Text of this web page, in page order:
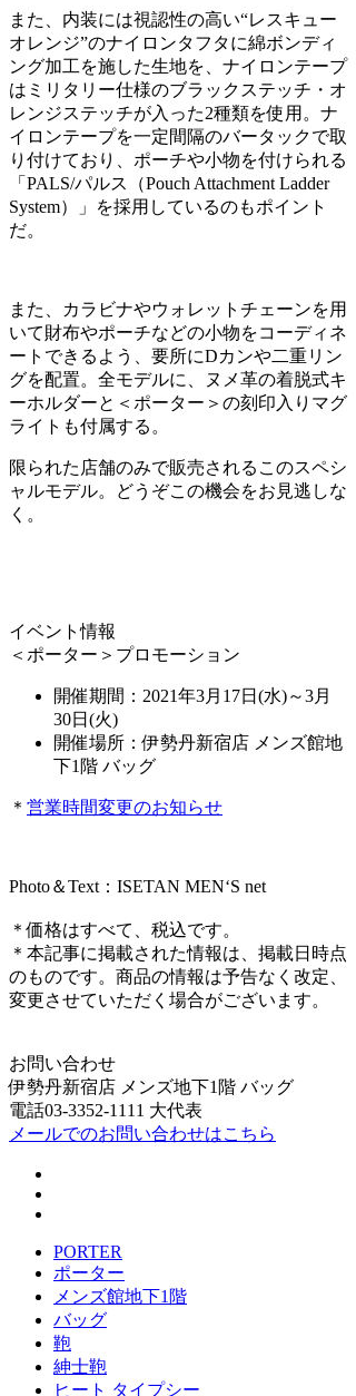
また、内装には視認性の高い“レスキュー
オレンジ”のナイロンタフタに綿ボンディ
ング加工を施した生地を、ナイロンテープ
はミリタリー仕様のブラックステッチ・オ
レンジステッチが入った2種類を使用。ナ
イロンテープを一定間隔のバータックで取
り付けており、ポーチや小物を付けられる
「PALS/パルス（Pouch Attachment Ladder
System）」を採用しているのもポイント
だ。
また、カラビナやウォレットチェーンを用
いて財布やポーチなどの小物をコーディネ
ートできるよう、要所にDカンや二重リン
グを配置。全モデルに、ヌメ革の着脱式キ
ーホルダーと＜ポーター＞の刻印入りマグ
ライトも付属する。
限られた店舗のみで販売されるこのスペシ
ャルモデル。どうぞこの機会をお見逃しな
く。
イベント情報
＜ポーター＞プロモーション
開催期間：2021年3月17日(水)～3月
30日(火)
開催場所：伊勢丹新宿店 メンズ館地
下1階 バッグ
＊ 営業時間変更のお知らせ
Photo＆Text：ISETAN MEN‘S net
＊価格はすべて、税込です。
＊本記事に掲載された情報は、掲載日時点
のものです。商品の情報は予告なく改定、
変更させていただく場合がございます。
お問い合わせ
伊勢丹新宿店 メンズ地下1階 バッグ
電話03-3352-1111 大代表
メールでのお問い合わせはこちら
PORTER
ポーター
メンズ館地下1階
バッグ
鞄
紳士鞄
ヒート タイプシー